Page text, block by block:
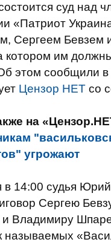
суд над
«Патриот
Сергеем Бевзем
котором им
этом сообщили
Цензор НЕТ со
на
угрожают
в 14:00 судья
Сергею
и Владимиру
называемых